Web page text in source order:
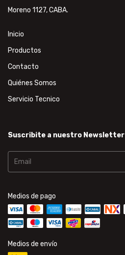
Moreno 1127, CABA.
Inicio
Productos
Contacto
Quiénes Somos
Servicio Tecnico
Suscribite a nuestro Newsletter
Medios de pago
Medios de envío